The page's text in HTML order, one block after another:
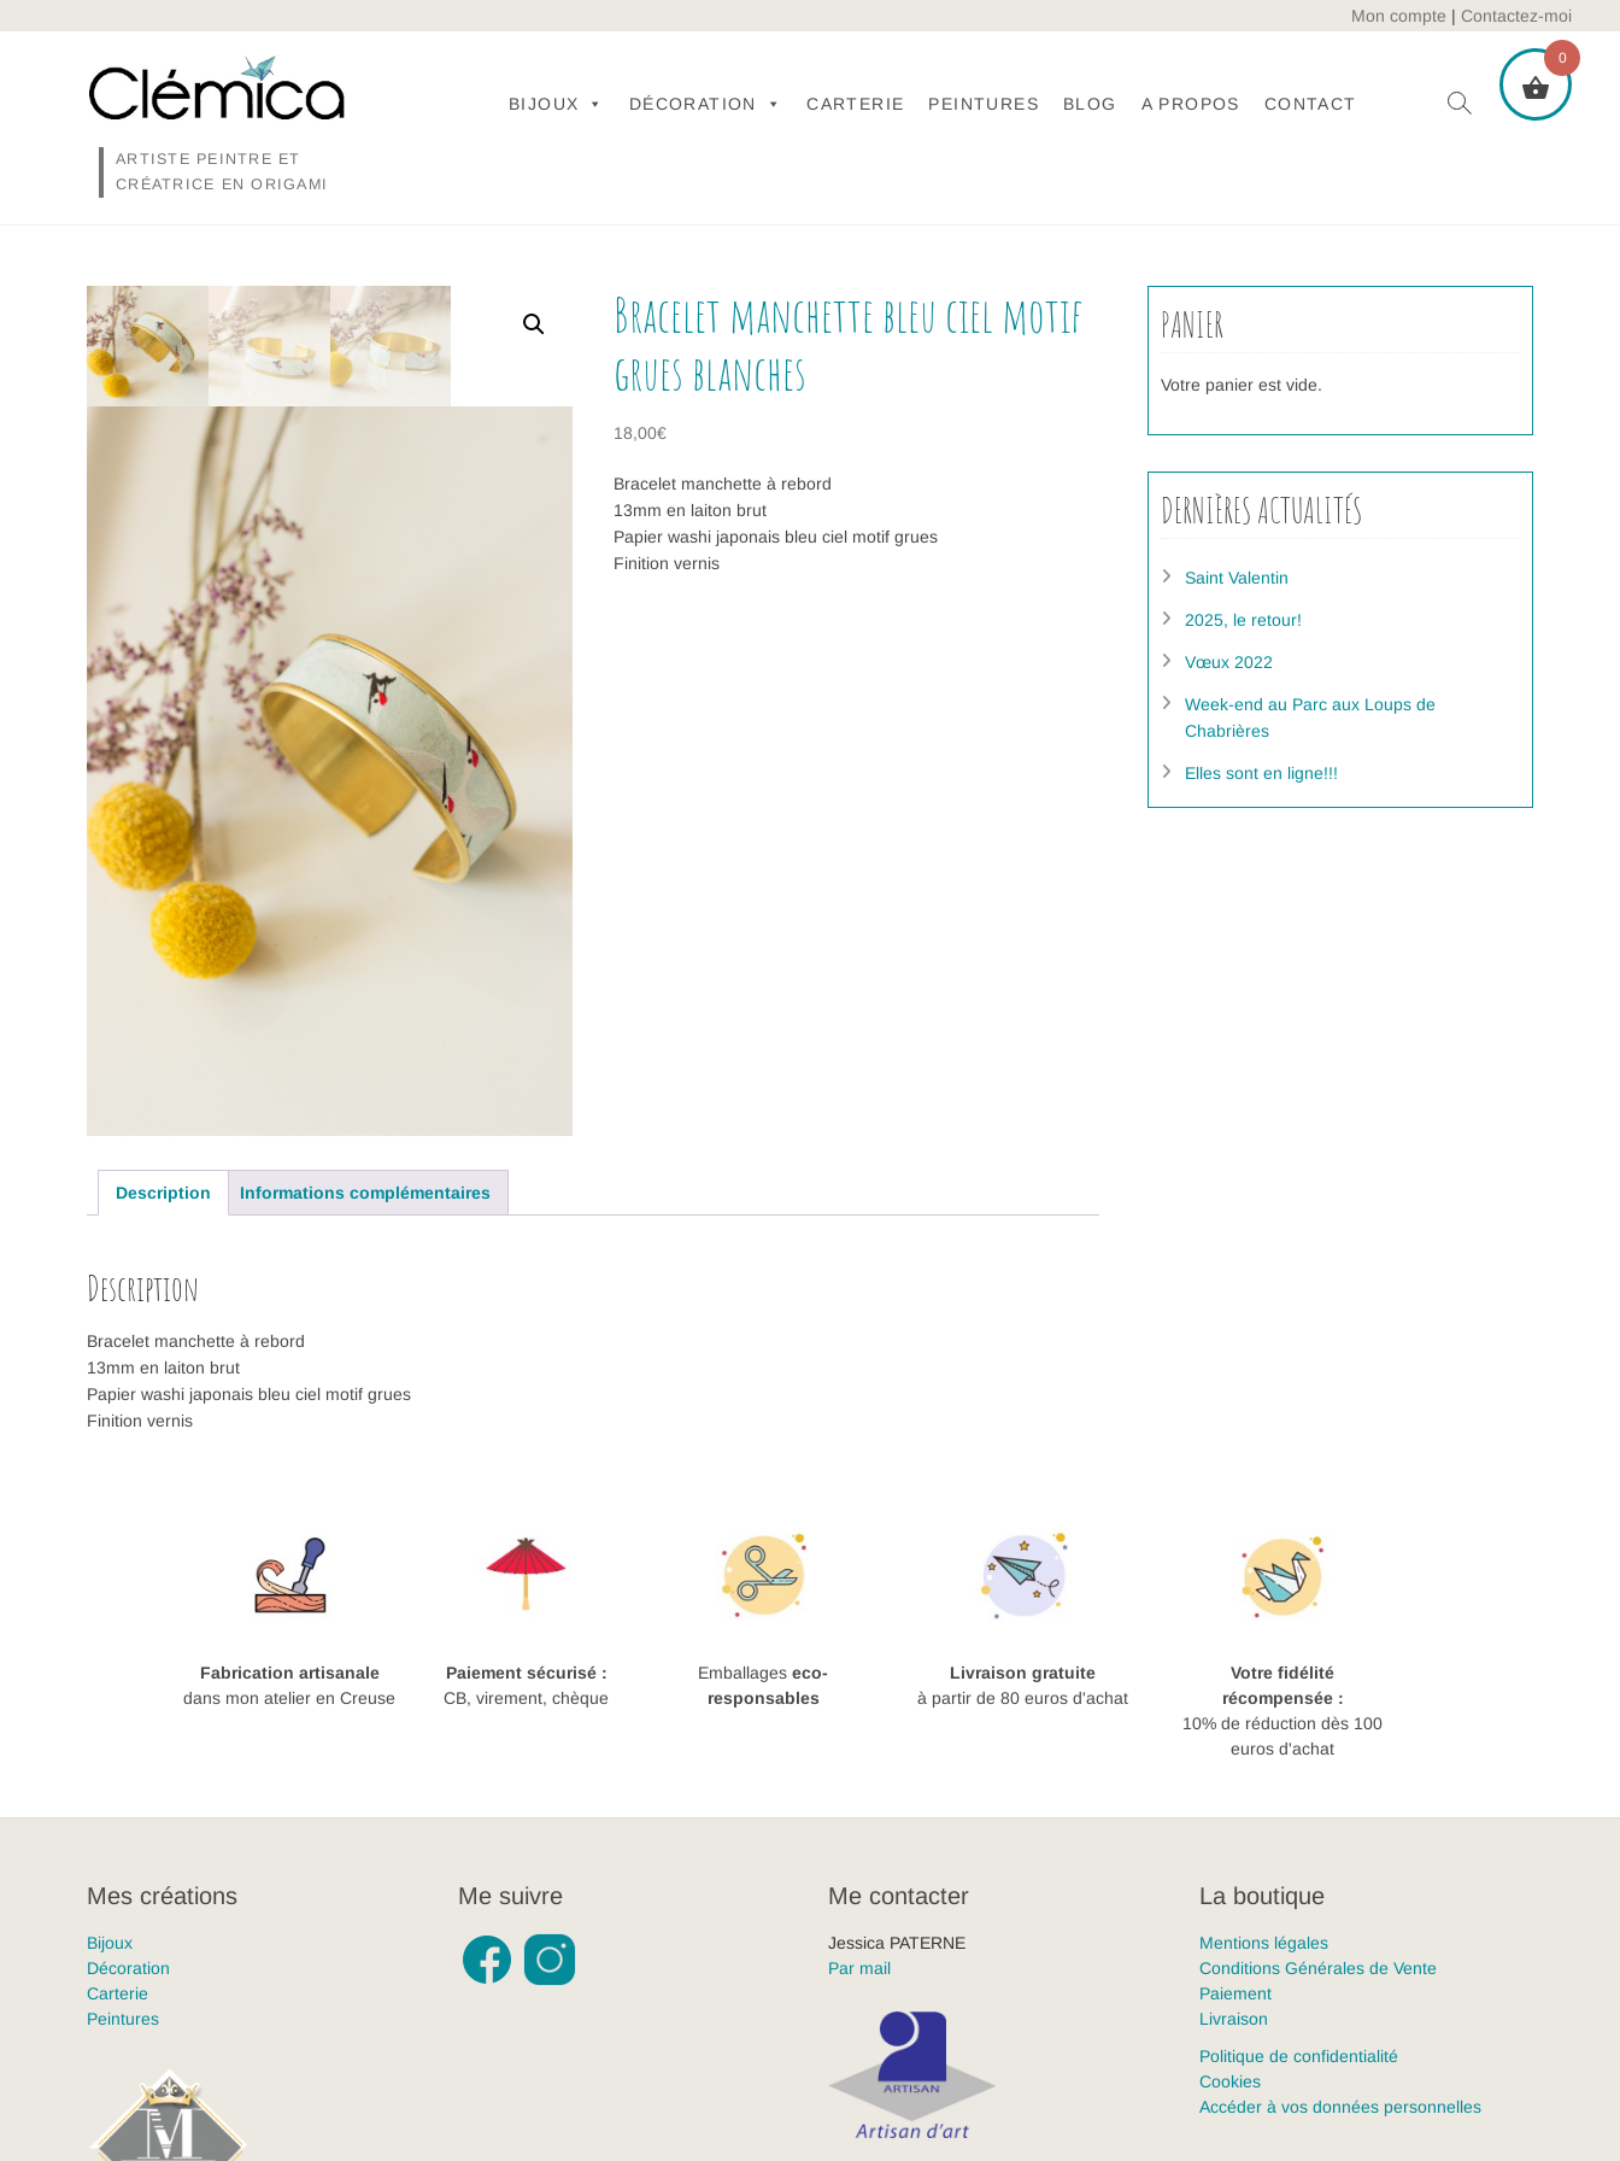
Mon compte | Contactez-moi
ARTISTE PEINTRE ET
CRÉATRICE EN ORIGAMI
BIJOUX DÉCORATION CARTERIE PEINTURES BLOG A PROPOS CONTACT
Bracelet manchette bleu ciel motif
grues blanches
18,00€
Bracelet manchette à rebord
13mm en laiton brut
Papier washi japonais bleu ciel motif grues
Finition vernis
Description Informations complémentaires
Description
Bracelet manchette à rebord
13mm en laiton brut
Papier washi japonais bleu ciel motif grues
Finition vernis
PANIER
Votre panier est vide.
DERNIÈRES ACTUALITÉS
Saint Valentin
2025, le retour!
Vœux 2022
Week-end au Parc aux Loups de
Chabrières
Elles sont en ligne!!!
Fabrication artisanale
dans mon atelier en Creuse
Paiement sécurisé :
CB, virement, chèque
Emballages eco-
responsables
Livraison gratuite
à partir de 80 euros d'achat
Votre fidélité
récompensée :
10% de réduction dès 100
euros d'achat
Mes créations
Bijoux
Décoration
Carterie
Peintures
Me suivre Me contacter
Jessica PATERNE
Par mail
La boutique
Mentions légales
Conditions Générales de Vente
Paiement
Livraison
Politique de confidentialité
Cookies
Accéder à vos données personnelles
0